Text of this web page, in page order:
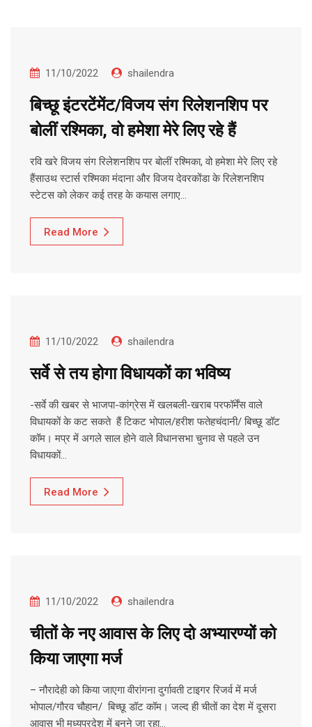
11/10/2022 shailendra
बिच्छू इंटरटेंमेंट/विजय संग रिलेशनशिप पर
बोलीं रश्मिका, वो हमेशा मेरे लिए रहे हैं
रवि खरे विजय संग रिलेशनशिप पर बोलीं रश्मिका, वो हमेशा मेरे लिए रहे
हैंसाउथ स्टार्स रश्मिका मंदाना और विजय देवरकोंडा के रिलेशनशिप
स्टेटस को लेकर कई तरह के कयास लगाए…
Read More
11/10/2022 shailendra
सर्वे से तय होगा विधायकों का भविष्य
-सर्वे की खबर से भाजपा-कांग्रेस में खलबली-खराब परफॉर्मेंस वाले
विधायकों के कट सकते हैं टिकट भोपाल/हरीश फतेहचंदानी/ बिच्छू डॉट
कॉम। मप्र में अगले साल होने वाले विधानसभा चुनाव से पहले उन
विधायकों…
Read More
11/10/2022 shailendra
चीतों के नए आवास के लिए दो अभ्यारण्यों को
किया जाएगा मर्ज
– नौरादेही को किया जाएगा वीरांगना दुर्गावती टाइगर रिजर्व में मर्ज
भोपाल/गौरव चौहान/ बिच्छू डॉट कॉम। जल्द ही चीतों का देश में दूसरा
आवास भी मध्यप्रदेश में बनने जा रहा…